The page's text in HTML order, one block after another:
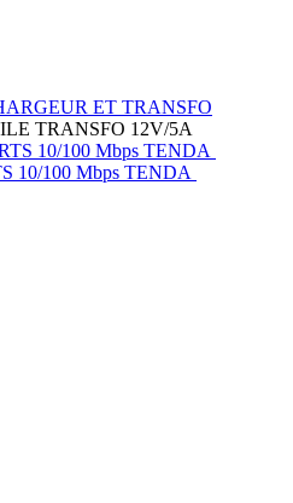
ET TRANSFO
TRANSFO 12V/5A
10/100 Mbps TENDA